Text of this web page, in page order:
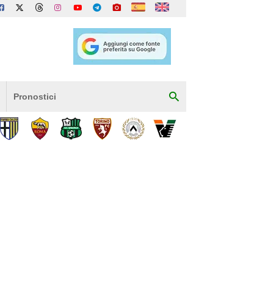
Pronostici